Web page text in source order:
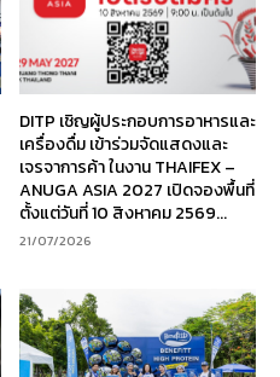
DITP เชิญผู้ประกอบการอาหารและ
เครื่องดื่ม เข้าร่วมจัดแสดงและ
เจรจาการค้า ในงาน THAIFEX –
ANUGA ASIA 2027 เปิดจองพื้นที่
ตั้งแต่วันที่ 10 สิงหาคม 2569...
21/07/2026